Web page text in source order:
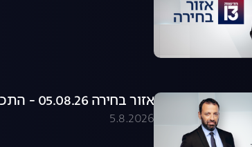
אזור בחירה 05.08.26 - התכנית המלאה
5.8.2026